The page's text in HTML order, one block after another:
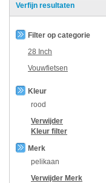
Verfijn resultaten
Filter op categorie
28 Inch
Vouwfietsen
Kleur
rood
Verwijder
Kleur filter
Merk
pelikaan
Verwijder Merk